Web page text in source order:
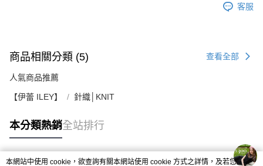
客服
商品相關分類 (5) 查看全部
人氣商品推薦
【伊蕾 ILEY】 針織│KNIT
本分類熱銷全站排行
本網站中使用 cookie，欲查詢有關本網站使用 cookie 方式之詳情，及若您不希